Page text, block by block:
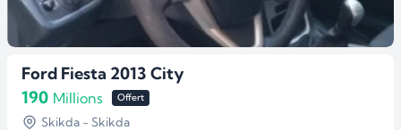
Ford Fiesta 2013 City
190 Millions Offert
Skikda - Skikda